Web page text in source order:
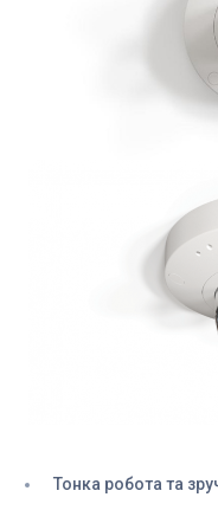
Тонка робота та